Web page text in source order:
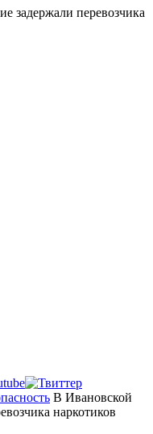
В Ивановской
наркотиков